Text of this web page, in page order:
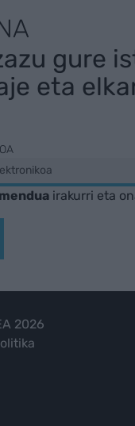
gure
eta
irakurri eta
2026